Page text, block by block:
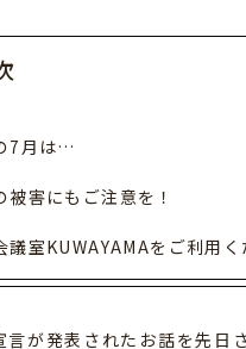
589-6850
平日9:00-17:00 土曜9:00-13:30 日祝
7月は…
被害にもご注意を！
議室KUWAYAMAをご利用く
言が発表されたお話を先日